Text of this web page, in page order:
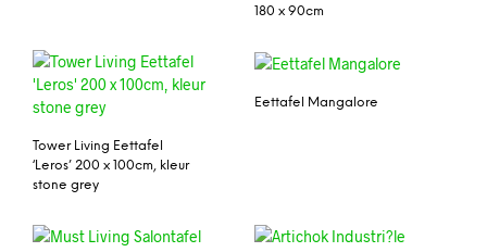
180 x 90cm
Tower Living Eettafel
‘Leros’ 200 x 100cm, kleur
stone grey
Eettafel Mangalore